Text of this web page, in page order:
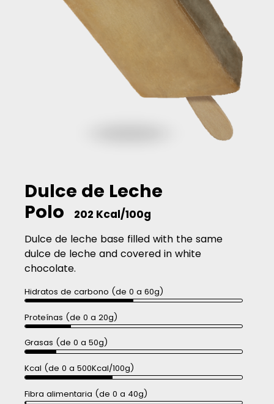
Dulce de Leche
Polo
202 Kcal/100g
Dulce de leche base filled with the same
dulce de leche and covered in white
chocolate.
Hidratos de carbono (de 0 a 60g)
Proteínas (de 0 a 20g)
Grasas (de 0 a 50g)
Kcal (de 0 a 500Kcal/100g)
Fibra alimentaria (de 0 a 40g)